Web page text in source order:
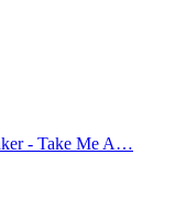
- Take Me A…